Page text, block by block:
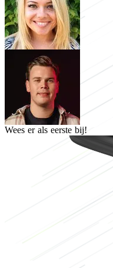
Wees er als eerste bij!